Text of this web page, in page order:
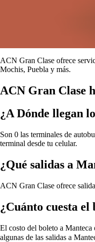
ACN Gran Clase ofrece
Mochis, Puebla y más.
ACN Gran Clase
¿A Dónde llegan
Son 0 las terminales de
terminal desde tu celular.
¿Qué salidas a
ACN Gran Clase ofrece
¿Cuánto cuesta
El costo del boleto a Manteca
algunas de las salidas a